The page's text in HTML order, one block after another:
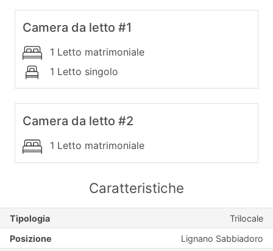
Camera da letto #1
1 Letto matrimoniale
1 Letto singolo
Camera da letto #2
1 Letto matrimoniale
Caratteristiche
Tipologia
Trilocale
Posizione
Lignano Sabbiadoro